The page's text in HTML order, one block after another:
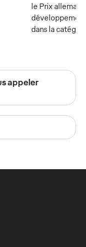
le Prix
dans la
appeler